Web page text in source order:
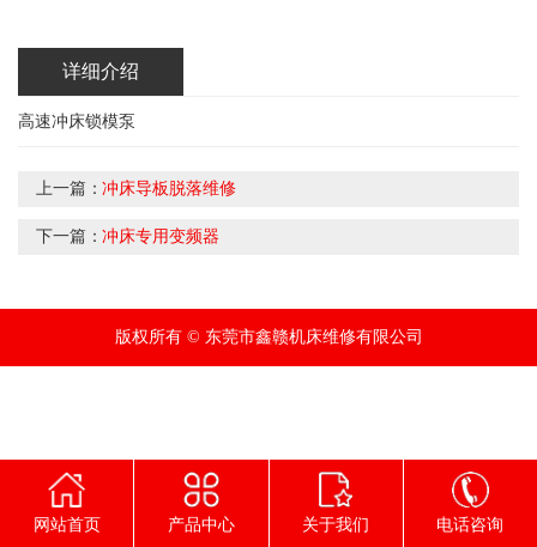
详细介绍
高速冲床锁模泵
上一篇：冲床导板脱落维修
下一篇：冲床专用变频器
版权所有 © 东莞市鑫赣机床维修有限公司
网站首页 产品中心 关于我们 电话咨询